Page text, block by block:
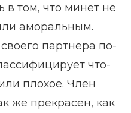
в том, что минет не
аморальным.
партнера по-
что-
плохое. Член
же прекрасен, как